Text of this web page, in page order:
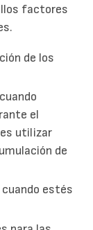
factores
de los
el
utilizar
de
cuando estés